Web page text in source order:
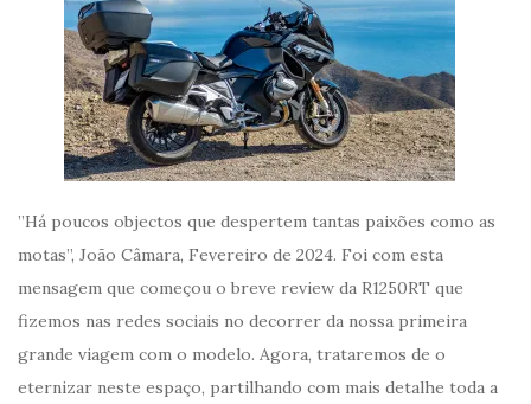
”Há poucos objectos que despertem tantas paixões como as
motas”, João Câmara, Fevereiro de 2024. Foi com esta
mensagem que começou o breve review da R1250RT que
fizemos nas redes sociais no decorrer da nossa primeira
grande viagem com o modelo. Agora, trataremos de o
eternizar neste espaço, partilhando com mais detalhe toda a